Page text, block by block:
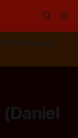
🦋 Bluesky
✉️